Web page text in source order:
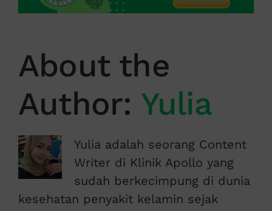
About the
Author: Yulia
Yulia adalah seorang Content
Writer di Klinik Apollo yang
sudah berkecimpung di dunia
kesehatan penyakit kelamin sejak